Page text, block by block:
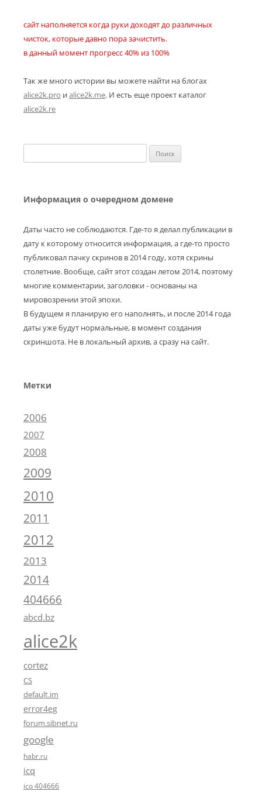
сайт наполняется когда руки доходят до различных
чисток, которые давно пора зачистить.
в данный момент прогресс 40% из 100%
Так же много истории вы можете найти на блогах
alice2k.pro иalice2k.me. И есть еще проект каталог
alice2k.re
Информация о очередном домене
Даты часто не соблюдаются. Где-то я делал публикации в
дату к которому относится информация, а где-то просто
публиковал пачку скринов в 2014 году, хотя скрины
столетние. Вообще, сайт этот создан летом 2014, поэтому
многие комментарии, заголовки - основаны на
мировозрении этой эпохи.
В будущем я планирую его наполнять, и после 2014 года
даты уже будут нормальные, в момент создания
скриншота. Не в локальный архив, а сразу на сайт.
Метки
2006
2007
2008
2009
2010
2011
2012
2013
2014
404666
abcd.bz
alice2k
cortez
CS
default.im
error4eg
forum.sibnet.ru
google
habr.ru
icq
icq 404666